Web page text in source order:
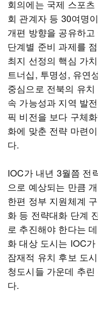
회의에는 국제 스포
회 관계자 등 30여명
개편 방향을 공유하
단계별 준비 과제를
최지 선정의 핵심 가
트너십, 투명성, 유연
중심으로 전북의 유
속 가능성과 지역 발
픽 비전을 보다 구체
화에 맞춘 전략 마련
다.
IOC가 내년 3월쯤 전
으로 예상되는 만큼
한편 정부 지원체계
화 등 전략대화 단계
로 추진해야 한다는
화 대상 도시는 IOC
잠재적 유치 후보 도
청도시들 가운데 추
다.